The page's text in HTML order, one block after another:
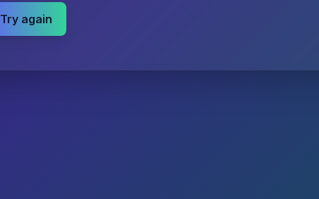
Try again